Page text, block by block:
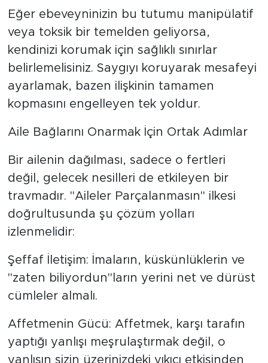
Eğer ebeveyninizin bu tutumu manipülatif
veya toksik bir temelden geliyorsa,
kendinizi korumak için sağlıklı sınırlar
belirlemelisiniz. Saygıyı koruyarak mesafeyi
ayarlamak, bazen ilişkinin tamamen
kopmasını engelleyen tek yoldur.
​Aile Bağlarını Onarmak İçin Ortak Adımlar
​Bir ailenin dağılması, sadece o fertleri
değil, gelecek nesilleri de etkileyen bir
travmadır. "Aileler Parçalanmasın" ilkesi
doğrultusunda şu çözüm yolları
izlenmelidir:
​Şeffaf İletişim: İmaların, küskünlüklerin ve
"zaten biliyordun"ların yerini net ve dürüst
cümleler almalı.
​Affetmenin Gücü: Affetmek, karşı tarafın
yaptığı yanlışı meşrulaştırmak değil, o
yanlışın sizin üzerinizdeki yıkıcı etkisinden